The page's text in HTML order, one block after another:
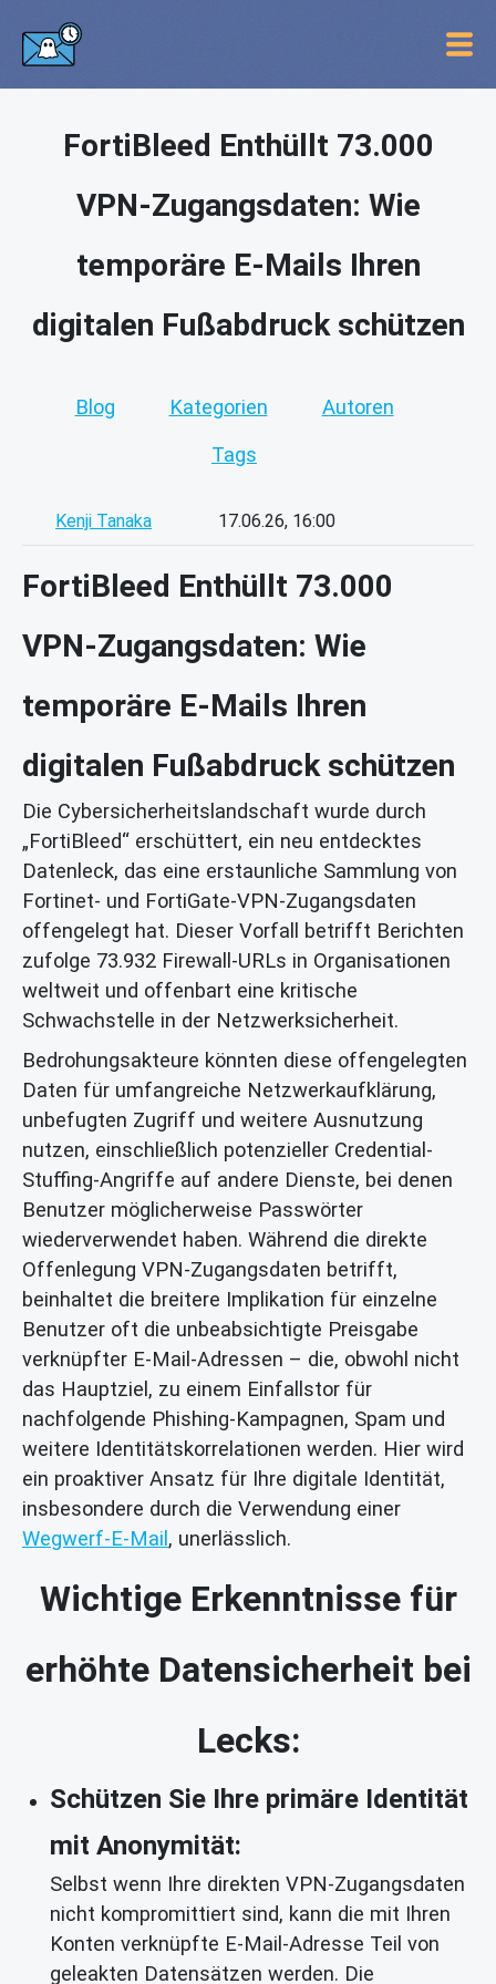
FortiBleed Enthüllt 73.000
VPN-Zugangsdaten: Wie
temporäre E-Mails Ihren
digitalen Fußabdruck schützen
Blog Kategorien Autoren
Tags
Kenji Tanaka 17.06.26, 16:00
FortiBleed Enthüllt 73.000
VPN-Zugangsdaten: Wie
temporäre E-Mails Ihren
digitalen Fußabdruck schützen
Die Cybersicherheitslandschaft wurde durch
„FortiBleed“ erschüttert, ein neu entdecktes
Datenleck, das eine erstaunliche Sammlung von
Fortinet- und FortiGate-VPN-Zugangsdaten
offengelegt hat. Dieser Vorfall betrifft Berichten
zufolge 73.932 Firewall-URLs in Organisationen
weltweit und offenbart eine kritische
Schwachstelle in der Netzwerksicherheit.
Bedrohungsakteure könnten diese offengelegten
Daten für umfangreiche Netzwerkaufklärung,
unbefugten Zugriff und weitere Ausnutzung
nutzen, einschließlich potenzieller Credential-
Stuffing-Angriffe auf andere Dienste, bei denen
Benutzer möglicherweise Passwörter
wiederverwendet haben. Während die direkte
Offenlegung VPN-Zugangsdaten betrifft,
beinhaltet die breitere Implikation für einzelne
Benutzer oft die unbeabsichtigte Preisgabe
verknüpfter E-Mail-Adressen – die, obwohl nicht
das Hauptziel, zu einem Einfallstor für
nachfolgende Phishing-Kampagnen, Spam und
weitere Identitätskorrelationen werden. Hier wird
ein proaktiver Ansatz für Ihre digitale Identität,
insbesondere durch die Verwendung einer
Wegwerf-E-Mail, unerlässlich.
Wichtige Erkenntnisse für
erhöhte Datensicherheit bei
Lecks:
Schützen Sie Ihre primäre Identität
mit Anonymität:
Selbst wenn Ihre direkten VPN-Zugangsdaten
nicht kompromittiert sind, kann die mit Ihren
Konten verknüpfte E-Mail-Adresse Teil von
geleakten Datensätzen werden. Die